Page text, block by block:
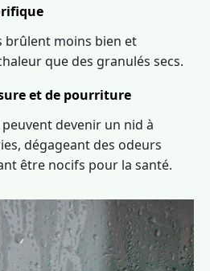
brûlent moins bien et
que des granulés secs.
et de pourriture
devenir un nid à
dégageant des odeurs
être nocifs pour la santé.